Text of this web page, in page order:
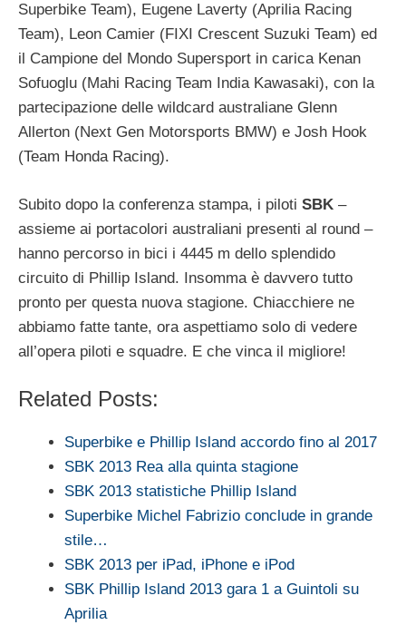
Superbike Team), Eugene Laverty (Aprilia Racing
Team), Leon Camier (FIXI Crescent Suzuki Team) ed
il Campione del Mondo Supersport in carica Kenan
Sofuoglu (Mahi Racing Team India Kawasaki), con la
partecipazione delle wildcard australiane Glenn
Allerton (Next Gen Motorsports BMW) e Josh Hook
(Team Honda Racing).
Subito dopo la conferenza stampa, i piloti SBK –
assieme ai portacolori australiani presenti al round –
hanno percorso in bici i 4445 m dello splendido
circuito di Phillip Island. Insomma è davvero tutto
pronto per questa nuova stagione. Chiacchiere ne
abbiamo fatte tante, ora aspettiamo solo di vedere
all’opera piloti e squadre. E che vinca il migliore!
Related Posts:
Superbike e Phillip Island accordo fino al 2017
SBK 2013 Rea alla quinta stagione
SBK 2013 statistiche Phillip Island
Superbike Michel Fabrizio conclude in grande
stile…
SBK 2013 per iPad, iPhone e iPod
SBK Phillip Island 2013 gara 1 a Guintoli su
Aprilia